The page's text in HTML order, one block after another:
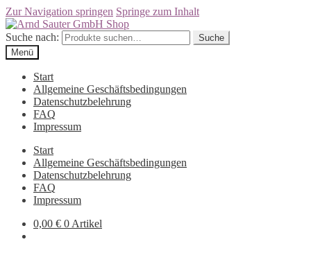
Zur Navigation springen Springe zum Inhalt
Suche nach:
Suche
Menü
Start
Allgemeine Geschäftsbedingungen
Datenschutzbelehrung
FAQ
Impressum
Start
Allgemeine Geschäftsbedingungen
Datenschutzbelehrung
FAQ
Impressum
0,00 € 0 Artikel